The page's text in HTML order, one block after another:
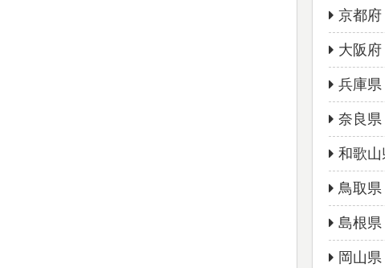
京都府
大阪府
兵庫県
奈良県
和歌山
鳥取県
島根県
岡山県